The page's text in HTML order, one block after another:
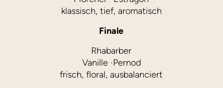
klassisch, tief, aromatisch
Finale
Rhabarber
Vanille ·Pernod
frisch, floral, ausbalanciert